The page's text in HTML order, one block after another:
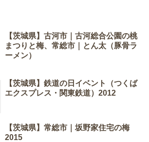
【茨城県】古河市｜古河総合公園の桃
まつりと梅、常総市｜とん太（豚骨ラ
ーメン）
【茨城県】鉄道の日イベント（つくば
エクスプレス・関東鉄道）2012
【茨城県】常総市｜坂野家住宅の梅
2015